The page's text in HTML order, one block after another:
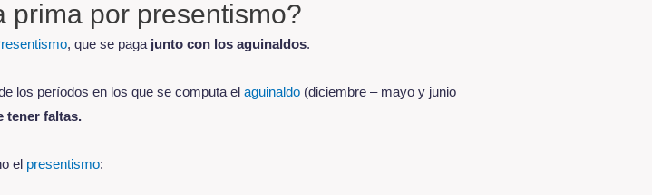
prima por presentismo?
, que se paga junto con los aguinaldos.
los períodos en los que se computa el aguinaldo (diciembre – mayo y junio
tener faltas.
el presentismo: